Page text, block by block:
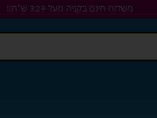
משלוח חינם בקניה מעל 329 ש"ח!!